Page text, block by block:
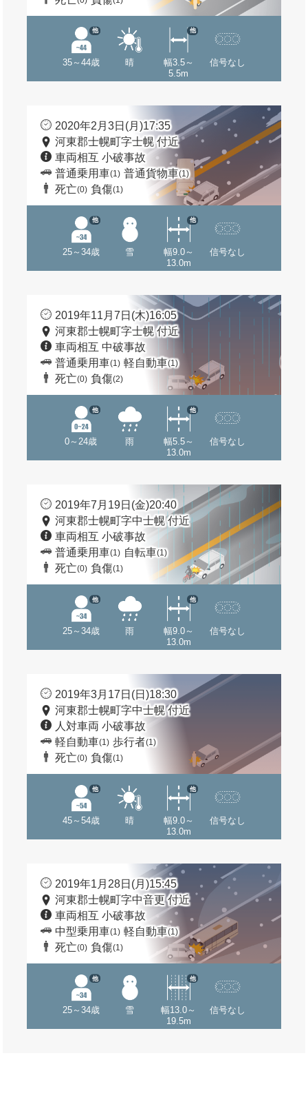
35～44歳
他
晴
幅3.5～
5.5m
他
信号なし
2020年2月3日(月)17:35
河東郡士幌町字士幌 付近
車両相互 小破事故
普通乗用車(1) 普通貨物車(1)
死亡(0) 負傷(1)
25～34歳
他
雪
幅9.0～
13.0m
他
信号なし
2019年11月7日(木)16:05
河東郡士幌町字士幌 付近
車両相互 中破事故
普通乗用車(1) 軽自動車(1)
死亡(0) 負傷(2)
0～24歳
他
雨
幅5.5～
13.0m
他
信号なし
2019年7月19日(金)20:40
河東郡士幌町字中士幌 付近
車両相互 小破事故
普通乗用車(1) 自転車(1)
死亡(0) 負傷(1)
25～34歳
他
雨
幅9.0～
13.0m
他
信号なし
2019年3月17日(日)18:30
河東郡士幌町字中士幌 付近
人対車両 小破事故
軽自動車(1) 歩行者(1)
死亡(0) 負傷(1)
45～54歳
他
晴
幅9.0～
13.0m
他
信号なし
2019年1月28日(月)15:45
河東郡士幌町字中音更 付近
車両相互 小破事故
中型乗用車(1) 軽自動車(1)
死亡(0) 負傷(1)
25～34歳
他
雪
幅13.0～
19.5m
他
信号なし